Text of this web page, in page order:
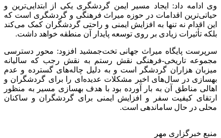
وی ادامه داد: ایجاد مسیر ایمن گردشگری یکی از ابتدایی‌ترین و
حیاتی‌ترین اقدامات در حوزه میراث فرهنگی و گردشگری است که
این اقدام نه تنها به افزایش ایمنی و راحتی گردشگران کمک می‌کند
بلکه تأثیرات زیادی بر روی توسعه پایدار آن منطقه خواهد داشت.
سرپرست پایگاه میراث جهانی تخت‌جمشید افزود: محور دسترسی
مجموعه تاریخی-فرهنگی نقش رستم به نقش رجب که سالیانه
میزبان هزاران گردشگر است و به دلیل چاله‌های گسترده و عدم
بهسازی در سال‌های اخیر مشکلات عدیده‌ای را برای گردشگران و
اهالی مناطق آن به بار آورده بود با هدف بهسازی مسیر به منظور
ارتقای کیفیت سفر و افزایش ایمنی برای گردشگران و ساکنان
محلی در حال ساماندهی است.
منبع خبرگزاری مهر